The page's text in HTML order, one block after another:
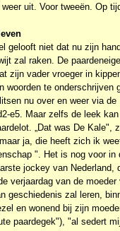
uit. Voor tweeën. Op
gelooft niet dat nu zijn
zal raken. De
zijn vader vroeger in
woorden te onderschrijven
nu over en weer via
e5. Maar zelfs de leek
„Dat was De Kale",
ja, die heeft zich ik
". Het is nog voor
jockey van
verjaardag van de
geschiedenis zal leren,
en wonend bij zijn
paardegek"), "al sedert